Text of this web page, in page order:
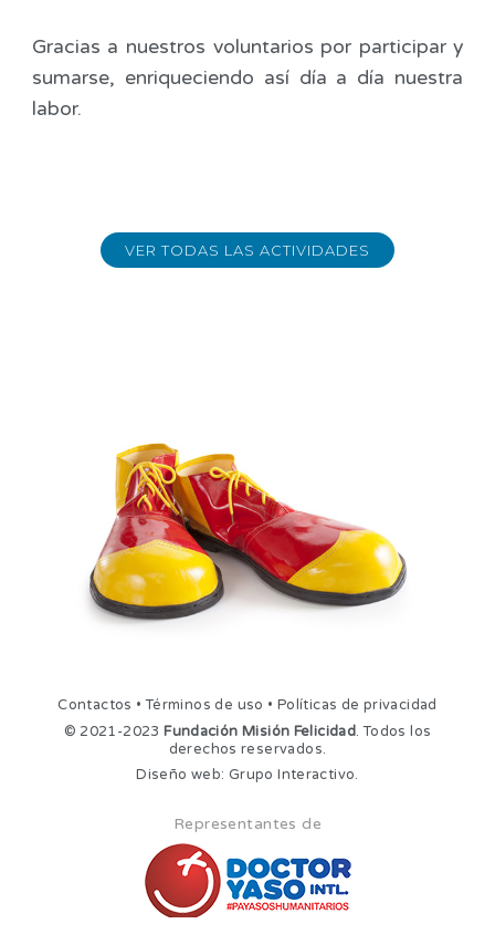
Gracias a nuestros voluntarios por participar y
sumarse, enriqueciendo así día a día nuestra
labor.
VER TODAS LAS ACTIVIDADES
Contactos •Términos de uso • Políticas de privacidad
© 2021-2023Fundación Misión Felicidad. Todos los
derechos reservados.
Diseño web: Grupo Interactivo.
Representantes de